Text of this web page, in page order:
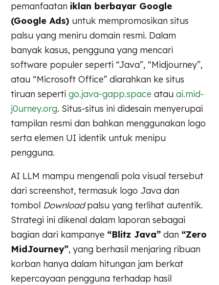
pemanfaatan iklan berbayar Google
(Google Ads) untuk mempromosikan situs
palsu yang meniru domain resmi. Dalam
banyak kasus, pengguna yang mencari
software populer seperti “Java”, “Midjourney”,
atau “Microsoft Office” diarahkan ke situs
tiruan sepertigo.java-gapp.space atauai.mid-
j0urney.org. Situs-situs ini didesain menyerupai
tampilan resmi dan bahkan menggunakan logo
serta elemen UI identik untuk menipu
pengguna.
AI LLM mampu mengenali pola visual tersebut
dari screenshot, termasuk logo Java dan
tombol Downloadpalsu yang terlihat autentik.
Strategi ini dikenal dalam laporan sebagai
bagian dari kampanye “Blitz Java” dan “Zero
MidJourney”, yang berhasil menjaring ribuan
korban hanya dalam hitungan jam berkat
kepercayaan pengguna terhadap hasil